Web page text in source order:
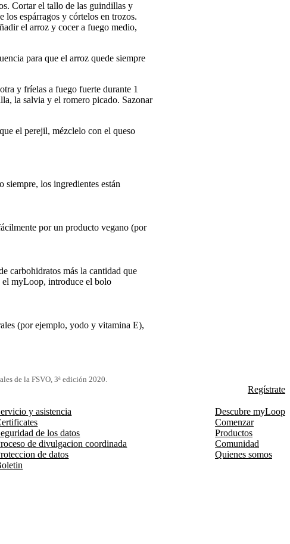
Cortar el tallo de las guindillas y
espárragos y córtelos en trozos.
el arroz y cocer a fuego medio,
para que el arroz quede siempre
y fríelas a fuego fuerte durante 1
la salvia y el romero picado. Sazonar
el perejil, mézclelo con el queso
siempre, los ingredientes están
por un producto vegano (por
carbohidratos más la cantidad que
el myLoop, introduce el bolo
(por ejemplo, yodo y vitamina E),
de la FSVO, 3ª edición 2020.
Regístrate
y asistencia
de los datos
de divulgacion coordinada
de datos
Descubre myLoop
Comenzar
Productos
Comunidad
Quienes somos